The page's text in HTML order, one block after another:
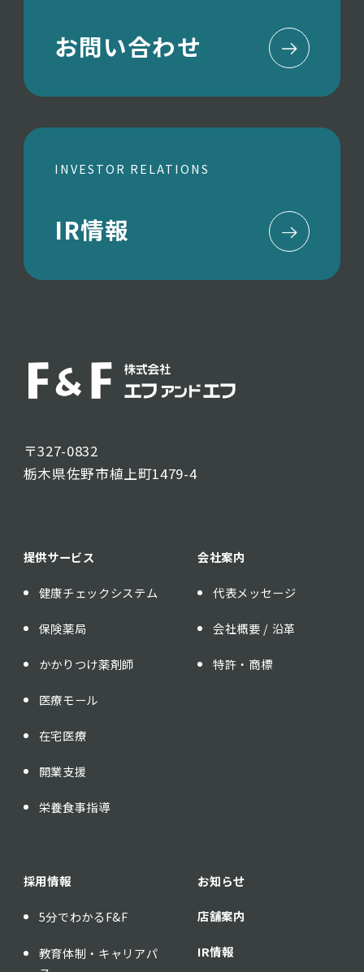
お問い合わせ
INVESTOR RELATIONS
IR情報
〒327-0832
栃木県佐野市植上町1479-4
提供サービス
健康チェックシステム
保険薬局
かかりつけ薬剤師
医療モール
在宅医療
開業支援
栄養食事指導
会社案内
代表メッセージ
会社概要 / 沿革
特許・商標
採用情報
5分でわかるF&F
教育体制・キャリアパ
お知らせ
店舗案内
IR情報